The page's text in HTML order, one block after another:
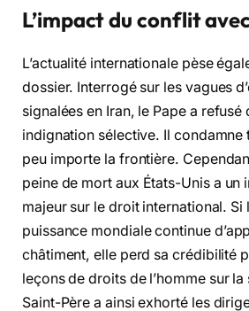
L’impact du conflit
L’actualité internationale pèse
dossier. Interrogé sur les vagues
signalées en Iran, le Pape a
indignation sélective. Il condamne
peu importe la frontière.
peine de mort aux États-Unis a un
majeur sur le droit international. Si
puissance mondiale continue
châtiment, elle perd sa crédibilité
leçons de droits de l’homme sur
Saint-Père a ainsi exhorté les